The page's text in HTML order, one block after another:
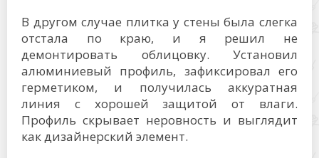
В другом случае плитка у стены была слегка
отстала по краю, и я решил не
демонтировать облицовку. Установил
алюминиевый профиль, зафиксировал его
герметиком, и получилась аккуратная
линия с хорошей защитой от влаги.
Профиль скрывает неровность и выглядит
как дизайнерский элемент.